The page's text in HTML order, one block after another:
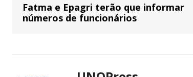
Fatma e Epagri terão que informar
números de funcionários